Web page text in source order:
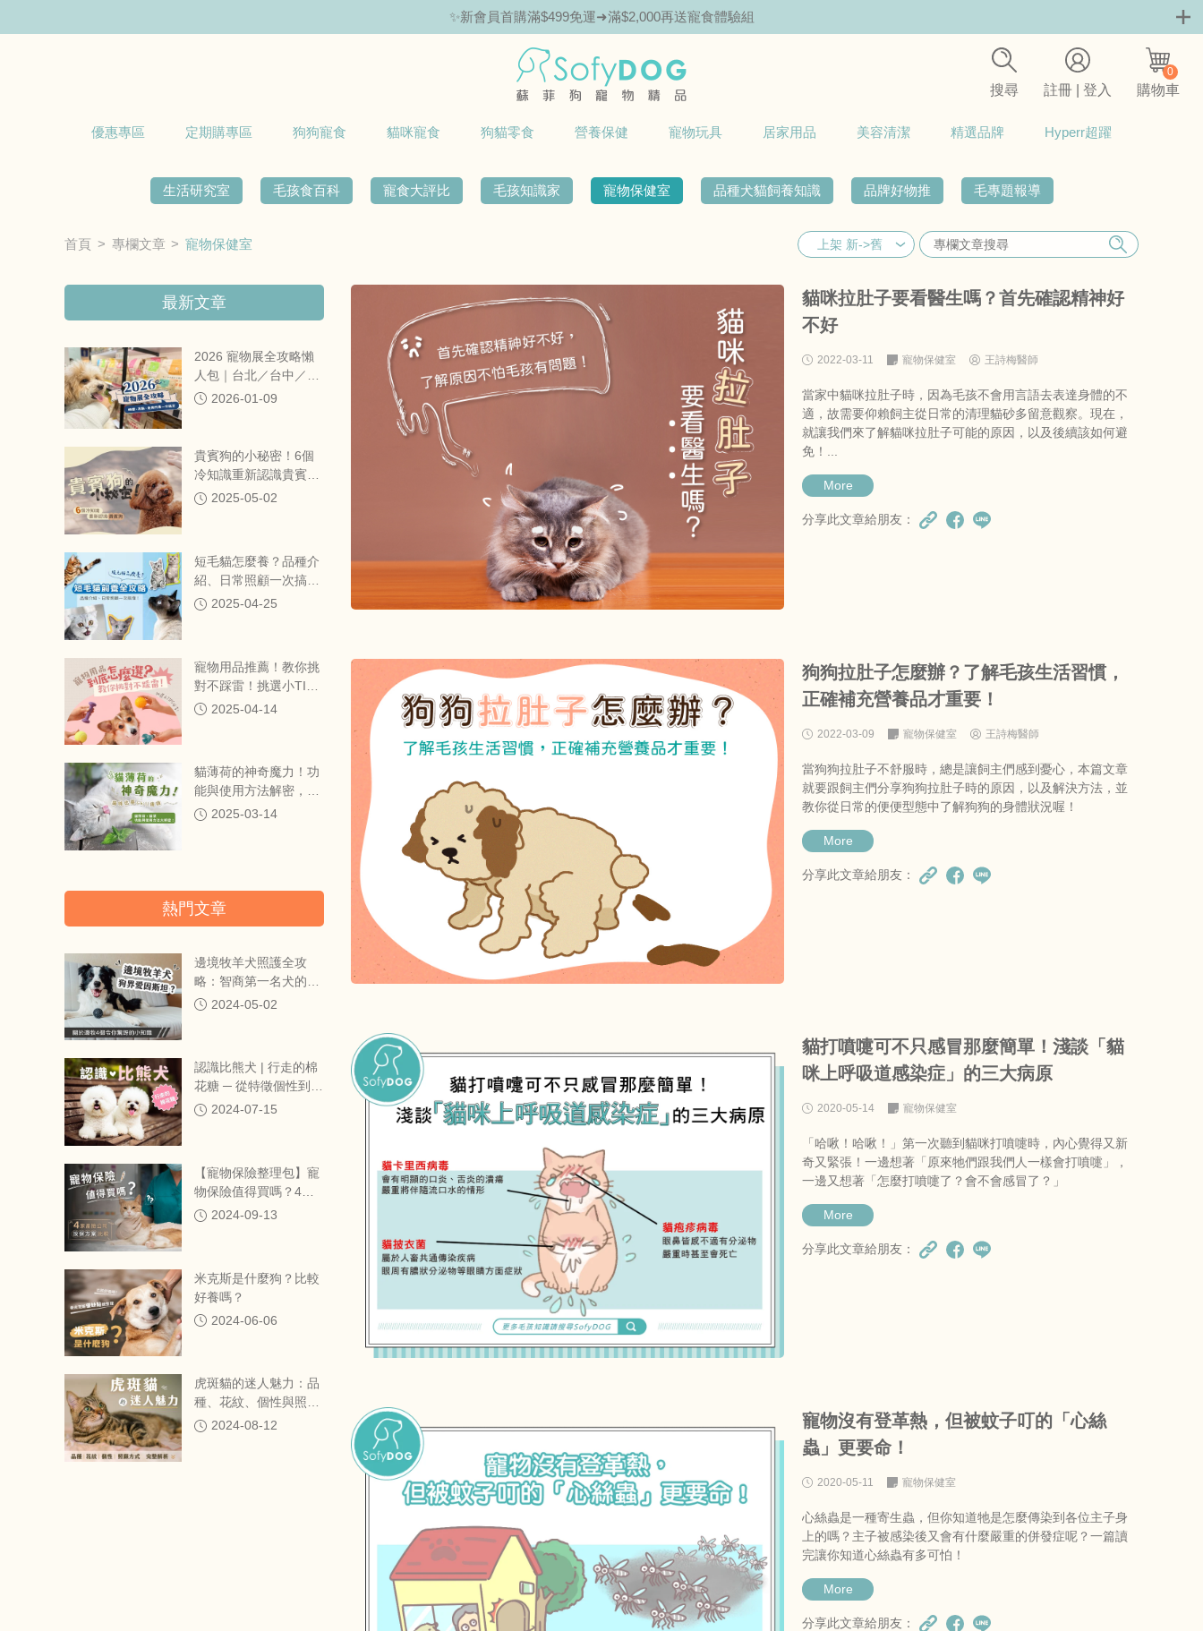
✨新會員首購滿$499免運➜滿$2,000再送寵食體驗組
搜尋 註冊 | 登入
0
購物車
優惠專區 定期購專區 狗狗寵食 貓咪寵食 狗貓零食 營養保健 寵物玩具 居家用品 美容清潔 精選品牌 Hyperr超躍
生活研究室 毛孩食百科 寵食大評比 毛孩知識家 寵物保健室 品種犬貓飼養知識 品牌好物推 毛專題報導
首頁 專欄文章 寵物保健室
貓咪拉肚子要看醫生嗎？首先確認精神好
不好
2022-03-11 寵物保健室 王詩梅醫師
當家中貓咪拉肚子時，因為毛孩不會用言語去表達身體的不
適，故需要仰賴飼主從日常的清理貓砂多留意觀察。現在，
就讓我們來了解貓咪拉肚子可能的原因，以及後續該如何避
免！...
More
分享此文章給朋友：
狗狗拉肚子怎麼辦？了解毛孩生活習慣，
正確補充營養品才重要！
2022-03-09 寵物保健室 王詩梅醫師
當狗狗拉肚子不舒服時，總是讓飼主們感到憂心，本篇文章
就要跟飼主們分享狗狗拉肚子時的原因，以及解決方法，並
教你從日常的便便型態中了解狗狗的身體狀況喔！
More
分享此文章給朋友：
貓打噴嚏可不只感冒那麼簡單！淺談「貓
咪上呼吸道感染症」的三大病原
2020-05-14 寵物保健室
「哈啾！哈啾！」第一次聽到貓咪打噴嚏時，內心覺得又新
奇又緊張！一邊想著「原來牠們跟我們人一樣會打噴嚏」，
一邊又想著「怎麼打噴嚏了？會不會感冒了？」
More
分享此文章給朋友：
寵物沒有登革熱，但被蚊子叮的「心絲
蟲」更要命！
2020-05-11 寵物保健室
心絲蟲是一種寄生蟲，但你知道牠是怎麼傳染到各位主子身
上的嗎？主子被感染後又會有什麼嚴重的併發症呢？一篇讀
完讓你知道心絲蟲有多可怕！
More
分享此文章給朋友：
最新文章
2026 寵物展全攻略懶
人包｜台北／台中／高
雄／全台寵物展時間、
2026-01-09
貴賓狗的小秘密！6個
冷知識重新認識貴賓
狗！2025-05-02
短毛貓怎麼養？品種介
紹、日常照顧一次搞
懂！2025-04-25
寵物用品推薦！教你挑
對不踩雷！挑選小TIPS
分享！2025-04-14
貓薄荷的神奇魔力！功
能與使用方法解密，貓
咪也要Chill嗨嗨！
2025-03-14
熱門文章
邊境牧羊犬照護全攻
略：智商第一名犬的行
為邏輯與精準營養管理
2024-05-02
認識比熊犬 | 行走的棉
花糖 ─ 從特徵個性到健
康照護一次搞定
2024-07-15
【寵物保險整理包】寵
物保險值得買嗎？4家
產險公司投保方案比較
2024-09-13
米克斯是什麼狗？比較
好養嗎？
2024-06-06
虎斑貓的迷人魅力：品
種、花紋、個性與照顧
方式完整解析
2024-08-12